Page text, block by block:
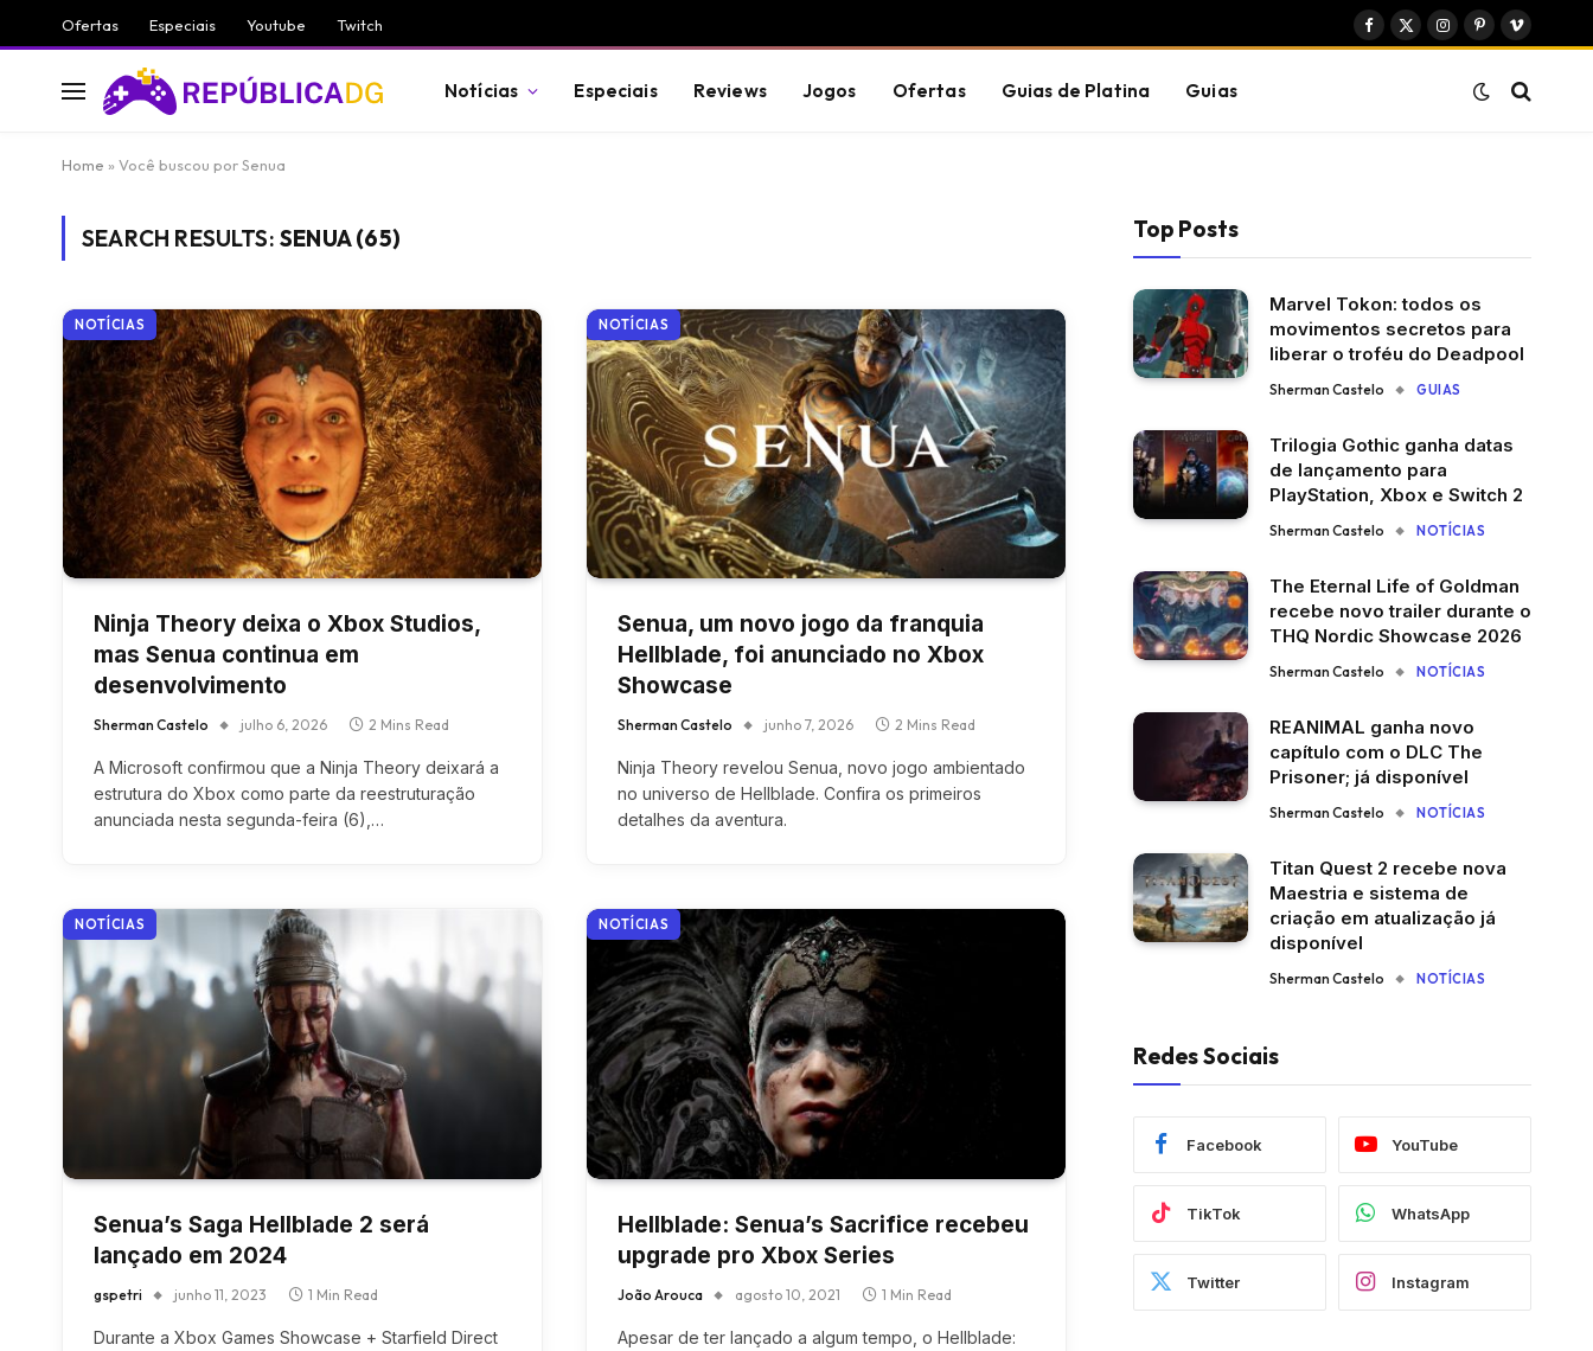
Ofertas Especiais Youtube Twitch
Facebook
X
Instagram
PinterestVimeo
Notícias Especiais Reviews Jogos Ofertas Guias de Platina Guias
Home » Você buscou por Senua
SEARCH RESULTS:SENUA (65)
NOTÍCIAS
Ninja Theory deixa o Xbox Studios,
mas Senua continua em
desenvolvimento
Sherman Castelo julho 6, 2026 2 Mins Read
A Microsoft confirmou que a Ninja Theory deixará a
estrutura do Xbox como parte da reestruturação
anunciada nesta segunda-feira (6),…
NOTÍCIAS
Senua, um novo jogo da franquia
Hellblade, foi anunciado no Xbox
Showcase
Sherman Castelo junho 7, 2026 2 Mins Read
Ninja Theory revelou Senua, novo jogo ambientado
no universo de Hellblade. Confira os primeiros
detalhes da aventura.
NOTÍCIAS
Senua’s Saga Hellblade 2 será
lançado em 2024
gspetri junho 11, 2023 1 Min Read
Durante a Xbox Games Showcase + Starfield Direct
NOTÍCIAS
Hellblade: Senua’s Sacrifice recebeu
upgrade pro Xbox Series
João Arouca agosto 10, 2021 1 Min Read
Apesar de ter lançado a algum tempo, o Hellblade:
Top Posts
Marvel Tokon: todos os
movimentos secretos para
liberar o troféu do Deadpool
Sherman Castelo GUIAS
Trilogia Gothic ganha datas
de lançamento para
PlayStation, Xbox e Switch 2
Sherman Castelo NOTÍCIAS
The Eternal Life of Goldman
recebe novo trailer durante o
THQ Nordic Showcase 2026
Sherman Castelo NOTÍCIAS
REANIMAL ganha novo
capítulo com o DLC The
Prisoner; já disponível
Sherman Castelo NOTÍCIAS
Titan Quest 2 recebe nova
Maestria e sistema de
criação em atualização já
disponível
Sherman Castelo NOTÍCIAS
Redes Sociais
Facebook YouTube
TikTok WhatsApp
Twitter Instagram